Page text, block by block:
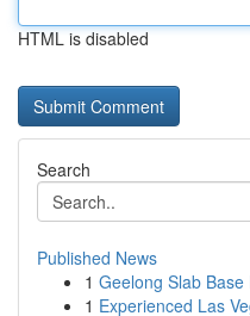
HTML is disabled
Search
Published News
1 Geelong Slab
1 Experienced Las